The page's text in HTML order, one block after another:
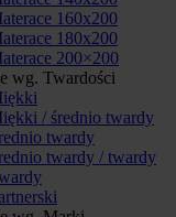
160x200
180x200
200×200
wg. Twardości
/ średnio twardy
twardy
twardy / twardy